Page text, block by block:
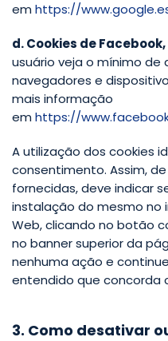
em https://
d. Cookies de Facebook,
usuário veja o mínimo de
navegadores e
mais informação
em https://
A utilização dos cookies
consentimento. Assim,
fornecidas, deve indicar
instalação do mesmo no
Web, clicando no botão
no banner superior da
nenhuma ação e
entendido que concorda
3. Como desativar